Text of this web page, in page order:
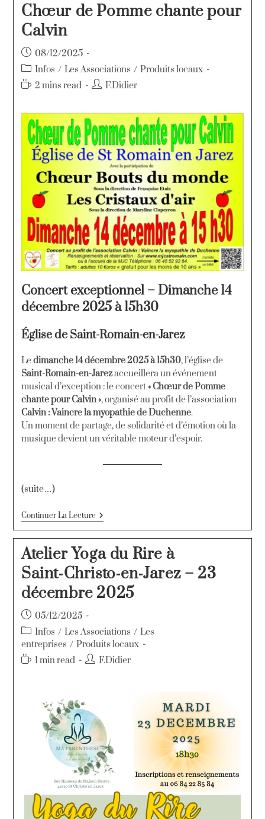
Chœur de Pomme chante pour
Calvin
08/12/2025
Infos / Les Associations / Produits locaux
2 mins read
F.Didier
Concert exceptionnel – Dimanche 14
décembre 2025 à 15h30
Église de Saint-Romain-en-Jarez
Ledimanche 14 décembre 2025 à 15h30, l’église de
Saint-Romain-en-Jarezaccueillera un événement
musical d’exception : le concert« Chœur de Pomme
chante pour Calvin », organisé au profit de l’association
Calvin : Vaincre la myopathie de Duchenne.
Un moment de partage, de solidarité et d’émotion où la
musique devient un véritable moteur d’espoir.
(suite…)
Continuer La Lecture
Atelier Yoga du Rire à
Saint‑Christo‑en‑Jarez – 23
décembre 2025
05/12/2025
Infos / Les Associations / Les
entreprises / Produits locaux
1 min read
F.Didier